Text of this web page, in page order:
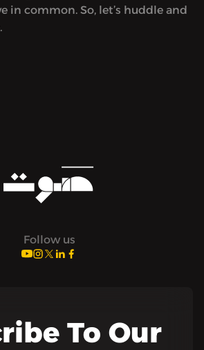
in common. So, let’s huddle and
Follow us
To Our